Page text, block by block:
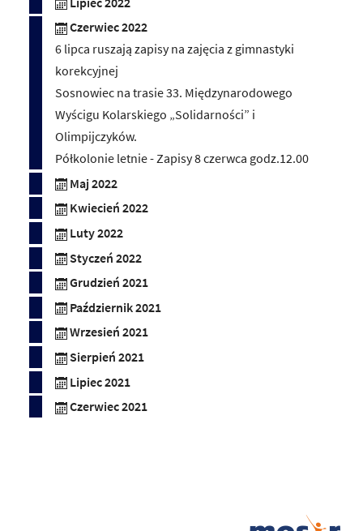
Czerwiec 2022
6 lipca ruszają zapisy na zajęcia z gimnastyki
korekcyjnej
Sosnowiec na trasie 33. Międzynarodowego
Wyścigu Kolarskiego „Solidarności” i
Olimpijczyków.
Półkolonie letnie - Zapisy 8 czerwca godz.12.00
Maj 2022
Kwiecień 2022
Luty 2022
Styczeń 2022
Grudzień 2021
Październik 2021
Wrzesień 2021
Sierpień 2021
Lipiec 2021
Czerwiec 2021